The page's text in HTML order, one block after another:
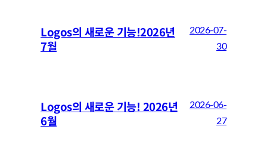
Logos의 새로운 기능!2026년
7월
2026-07-
30
Logos의 새로운 기능! 2026년
6월
2026-06-
27